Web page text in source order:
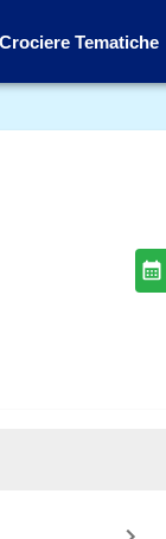
Crociere Tematiche